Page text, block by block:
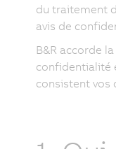
du traitement
avis de
B&R accorde
confidentialité
consistent vos